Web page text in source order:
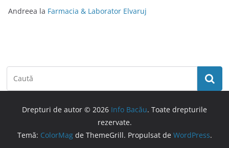
Andreea la Farmacia & Laborator Elvaruj
Drepturi de autor © 2026 Info Bacău. Toate drepturile
rezervate.
Temă: ColorMagde ThemeGrill. Propulsat de WordPress.